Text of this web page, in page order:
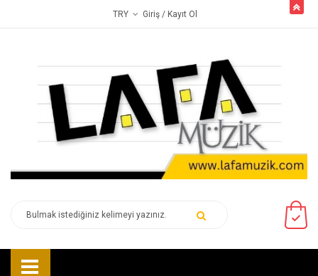
TRY Giriş / Kayıt Ol